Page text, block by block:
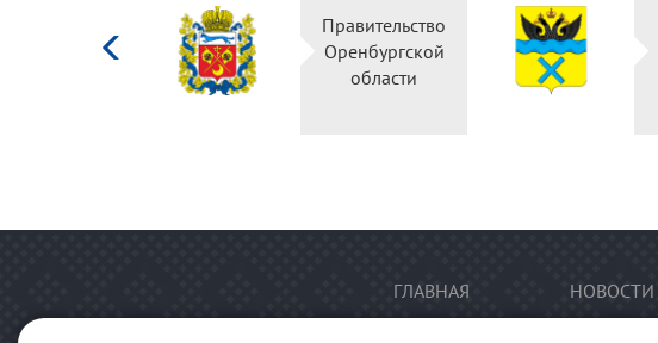
Правительство
Оренбургской
области
ГЛАВНАЯ НОВОСТИ